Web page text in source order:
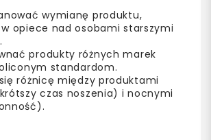
wymianę produktu,
opiece nad osobami starszymi
produkty różnych marek
standardom.
różnicę między produktami
czas noszenia) i nocnymi